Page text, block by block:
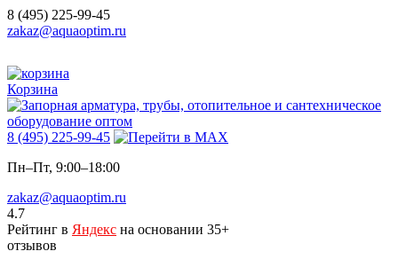
8 (495) 225-99-45
zakaz@aquaoptim.ru
Корзина
8 (495) 225-99-45
Пн–Пт, 9:00–18:00
zakaz@aquaoptim.ru
4.7
Рейтинг в Яндекс на основании 35+
отзывов